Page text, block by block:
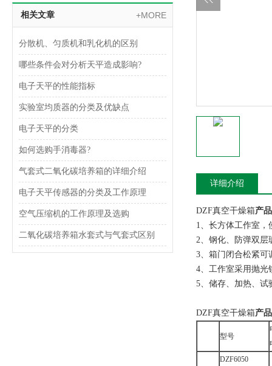
相关文章 +MORE
分散机、匀质机和乳化机的区别
哪些条件会对分析天平造成影响?
电子天平的性能指标
实验室均质器的分类及优缺点
电子天平的分类
如何选购手消毒器?
气套式二氧化碳培养箱的详细介绍
电子天平传感器的分类及工作原理
空气压缩机的工作原理及选购
二氧化碳培养箱水套式与气套式区别
详细介绍
DZF真空干燥箱产
1、长方体工作室
2、钢化、防弹双层
3、箱门闭合松紧可
4、工作室采用抛光
5、储存、加热、试
DZF真空干燥箱产
型号
DZF6050